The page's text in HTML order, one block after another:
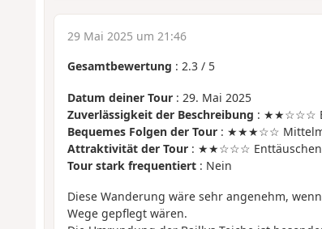
29 Mai 2025 um 21:46
Gesamtbewertung : 2.3/ 5
Datum deiner Tour: 29. Mai 2025
Zuverlässigkeit der Beschreibung : ★★☆☆☆
Bequemes Folgen der Tour: ★★★☆☆
Attraktivität der Tour: ★★☆☆☆
Tour stark frequentiert: Nein
Diese Wanderung wäre sehr angenehm,
Wege gepflegt wären.